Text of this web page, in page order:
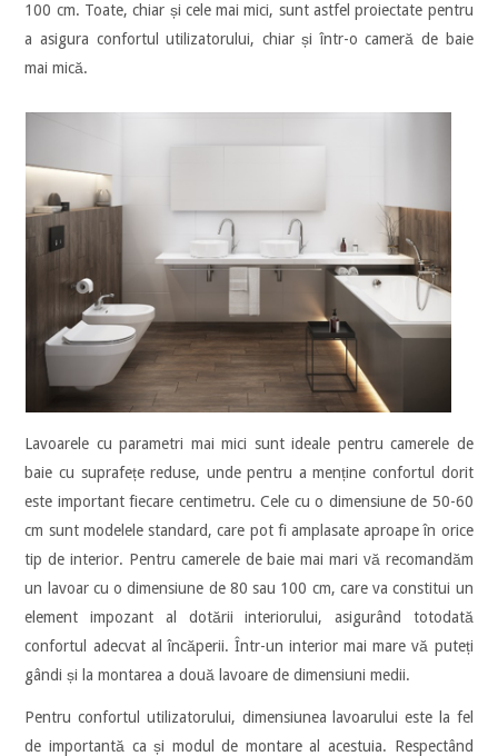
100 cm. Toate, chiar și cele mai mici, sunt astfel proiectate pentru
a asigura confortul utilizatorului, chiar și într-o cameră de baie
mai mică.
Lavoarele cu parametri mai mici sunt ideale pentru camerele de
baie cu suprafețe reduse, unde pentru a menține confortul dorit
este important fiecare centimetru. Cele cu o dimensiune de 50-60
cm sunt modelele standard, care pot fi amplasate aproape în orice
tip de interior. Pentru camerele de baie mai mari vă recomandăm
un lavoar cu o dimensiune de 80 sau 100 cm, care va constitui un
element impozant al dotării interiorului, asigurând totodată
confortul adecvat al încăperii. Într-un interior mai mare vă puteți
gândi și la montarea a două lavoare de dimensiuni medii.
Pentru confortul utilizatorului, dimensiunea lavoarului este la fel
de importantă ca și modul de montare al acestuia. Respectând